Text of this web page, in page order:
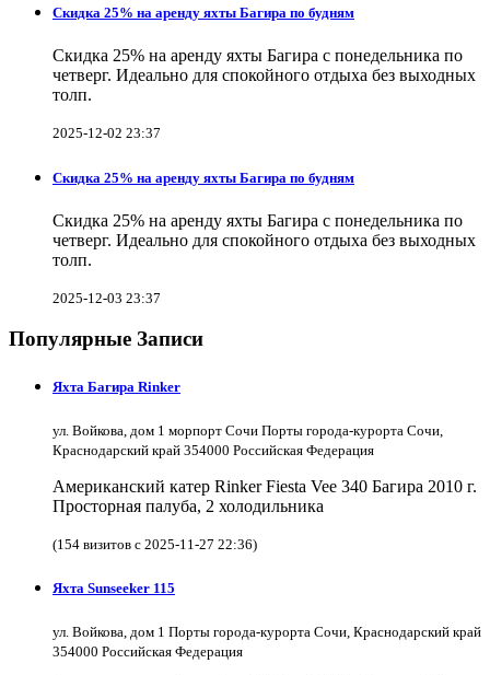
Скидка 25% на аренду яхты Багира по будням
Скидка 25% на аренду яхты Багира с понедельника по
четверг. Идеально для спокойного отдыха без выходных
толп.
2025-12-02 23:37
Скидка 25% на аренду яхты Багира по будням
Скидка 25% на аренду яхты Багира с понедельника по
четверг. Идеально для спокойного отдыха без выходных
толп.
2025-12-03 23:37
Популярные Записи
Яхта Багира Rinker
ул. Войкова, дом 1 морпорт Сочи Порты города-курорта Сочи,
Краснодарский край 354000 Российская Федерация
Американский катер Rinker Fiesta Vee 340 Багира 2010 г.
Просторная палуба, 2 холодильника
(154 визитов с 2025-11-27 22:36)
Яхта Sunseeker 115
ул. Войкова, дом 1 Порты города-курорта Сочи, Краснодарский край
354000 Российская Федерация